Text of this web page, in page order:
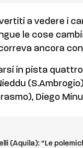
a vedere i
le cose
ancora
in pista
Diego
(Aquila): “Le